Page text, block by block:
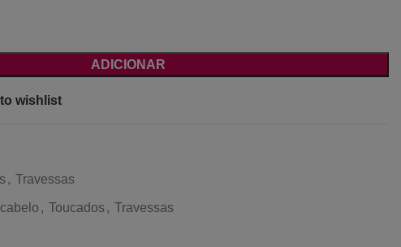
ADICIONAR
wishlist
, Travessas
, Toucados, Travessas